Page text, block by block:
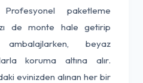
paketleme
de monte hale getirip
beyaz
koruma altına alır.
evinizden alınan her bir